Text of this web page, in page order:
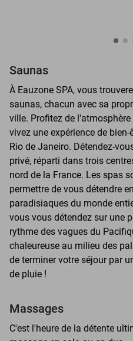
Saunas
À Eauzone SPA, vous
saunas, chacun avec sa
ville. Profitez de
vivez une expérience de
Rio de Janeiro. Détendez-
privé, réparti dans trois
nord de la France. Les spas
permettre de vous détendre
paradisiaques du monde
vous vous détendez sur une
rythme des vagues du
chaleureuse au milieu des
de terminer votre séjour par
de pluie !
Massages
C'est l'heure de la détente